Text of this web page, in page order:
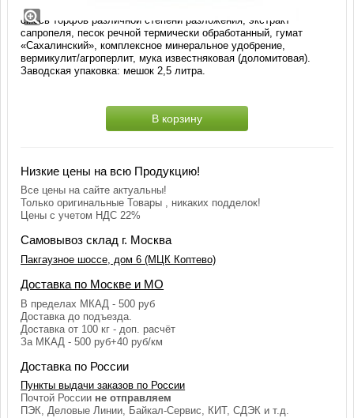
Состав:
смесь торфов различной степени разложения, экстракт
сапропеля, песок речной термически обработанный, гумат
«Сахалинский», комплексное минеральное удобрение,
вермикулит/агроперлит, мука известняковая (доломитовая).
Заводская упаковка: мешок 2,5 литра.
В корзину
Низкие цены на всю Продукцию!
Все цены на сайте актуальны!
Только оригинальные Товары , никаких подделок!
Цены с учетом НДС 22%
Самовывоз склад г. Москва
Пакгаузное шоссе, дом 6 (МЦК Коптево)
Доставка по Москве и МО
В пределах МКАД - 500 руб
Доставка до подъезда.
Доставка от 100 кг - доп. расчёт
За МКАД - 500 руб+40 руб/км
Доставка по России
Пункты выдачи заказов по России
Почтой России не отправляем
ПЭК, Деловые Линии, Байкал-Сервис, КИТ, СДЭК и т.д.